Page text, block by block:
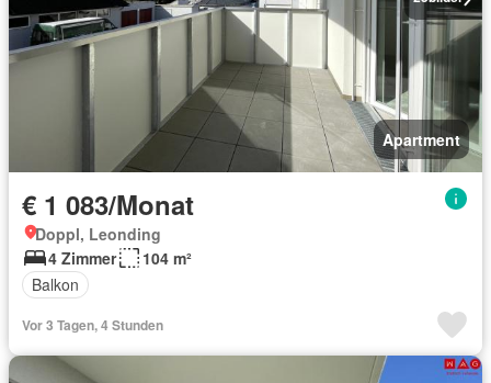
Apartment
€ 1 083/Monat
Doppl, Leonding
4 Zimmer
104 m²
Balkon
Vor 3 Tagen, 4 Stunden